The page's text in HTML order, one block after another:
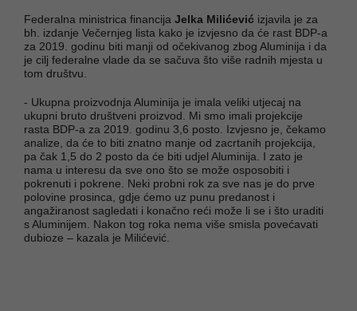
Federalna ministrica financija Jelka Milićević izjavila je za
bh. izdanje Večernjeg lista kako je izvjesno da će rast BDP-a
za 2019. godinu biti manji od očekivanog zbog Aluminija i da
je cilj federalne vlade da se sačuva što više radnih mjesta u
tom društvu.
- Ukupna proizvodnja Aluminija je imala veliki utjecaj na
ukupni bruto društveni proizvod. Mi smo imali projekcije
rasta BDP-a za 2019. godinu 3,6 posto. Izvjesno je, čekamo
analize, da će to biti znatno manje od zacrtanih projekcija,
pa čak 1,5 do 2 posto da će biti udjel Aluminija. I zato je
nama u interesu da sve ono što se može osposobiti i
pokrenuti i pokrene. Neki probni rok za sve nas je do prve
polovine prosinca, gdje ćemo uz punu predanost i
angažiranost sagledati i konačno reći može li se i što uraditi
s Aluminijem. Nakon tog roka nema više smisla povećavati
dubioze – kazala je Milićević.